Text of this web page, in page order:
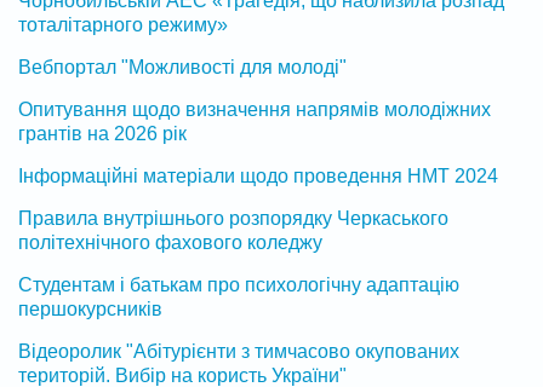
тоталітарного режиму»
Вебпортал "Можливості для молоді"
Опитування щодо визначення напрямів молодіжних
грантів на 2026 рік
Інформаційні матеріали щодо проведення НМТ 2024
Правила внутрішнього розпорядку Черкаського
політехнічного фахового коледжу
Студентам і батькам про психологічну адаптацію
першокурсників
Відеоролик "Абітурієнти з тимчасово окупованих
територій. Вибір на користь України"